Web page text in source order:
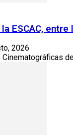
ESCAC,
2026
Cinematográficas